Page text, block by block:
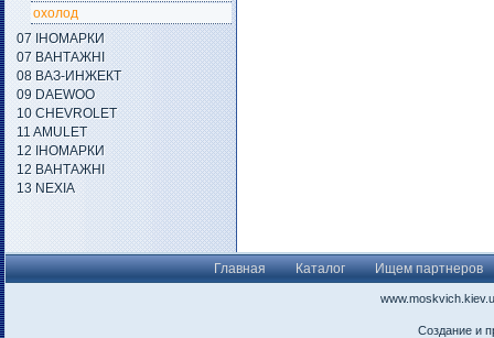
охолод
07 ІНОМАРКИ
07 ВАНТАЖНІ
08 ВАЗ-ИНЖЕКТ
09 DAEWOO
10 CHEVROLET
11 AMULET
12 ІНОМАРКИ
12 ВАНТАЖНІ
13 NEXIA
Главная Каталог Ищем партнеров
Создание и